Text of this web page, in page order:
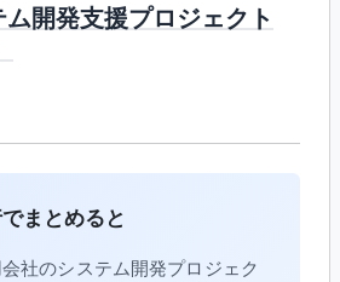
開発支援プロジェクト
まとめると
社のシステム開発プロジェク